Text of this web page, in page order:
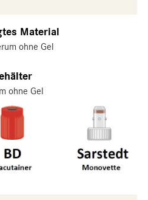
Material
ohne Gel
ohne Gel